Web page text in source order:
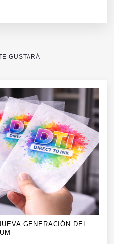
GUSTARÁ
GENERACIÓN DEL